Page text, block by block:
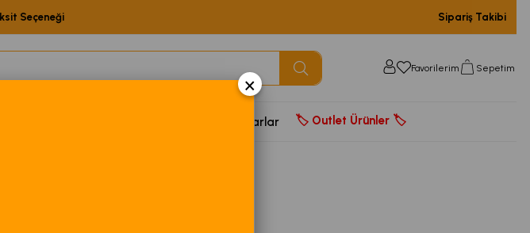
Seçeneği Sipariş Takibi
Favorilerim Sepetim
Aksesuarlar 🏷️ Outlet Ürünler 🏷️
×